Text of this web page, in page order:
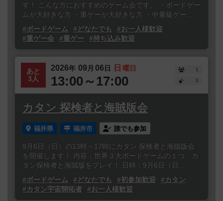
す！ こんな方におすすめのゲーム会です。 ・ボードゲー
ムが大好きな方 ・重ゲーが大好きな方 ・中量級ゲー...
#ボードゲーム
#どなたでも
#お一人様歓迎
#重ゲー会
#重ゲー #持ち込み歓迎
あと
3人
2026年 09 月 06日 日 曜日
13:00～17:00
1
0
カタン 探検者と海賊版会
福井県 福井市 誰でも参加
9月6日（日）の13時～17時にカタン 探検者と海賊版会
を開催します！ 内容：世界３大ボードゲームの１つ カ
タン探検者と海賊版をプレイ！ 日時：9月6日（日...
#ボードゲーム
#どなたでも #初参加歓迎
#カタン
#カタン宇宙開拓者
#お一人様歓迎